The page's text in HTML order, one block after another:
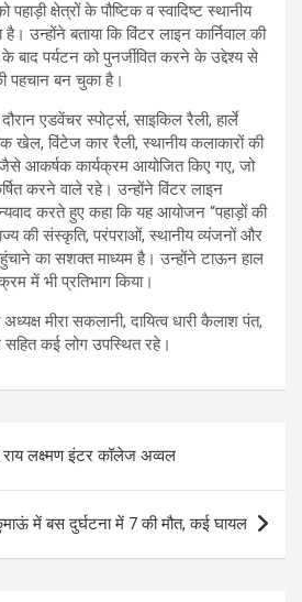
क्षेत्रों के पौष्टिक व स्वादिष्ट स्थानीय
उन्होंने बताया कि विंटर लाइन कार्निवाल की
पर्यटन को पुनर्जीवित करने के उद्देश्य से
पहचान बन चुका है।
एडवेंचर स्पोर्ट्स, साइकिल रैली, हार्ले
खेल, विंटेज कार रैली, स्थानीय कलाकारों की
आकर्षक कार्यक्रम आयोजित किए गए, जो
करने वाले रहे। उन्होंने विंटर लाइन
करते हुए कहा कि यह आयोजन “पहाड़ों की
की संस्कृति, परंपराओं, स्थानीय व्यंजनों और
का सशक्त माध्यम है। उन्होंने टाऊन हाल
में भी प्रतिभाग किया।
मीरा सकलानी, दायित्व धारी कैलाश पंत,
कई लोग उपस्थित रहे।
राय लक्ष्मण इंटर कॉलेज अव्वल
में बस दुर्घटना में 7 की मौत, कई घायल